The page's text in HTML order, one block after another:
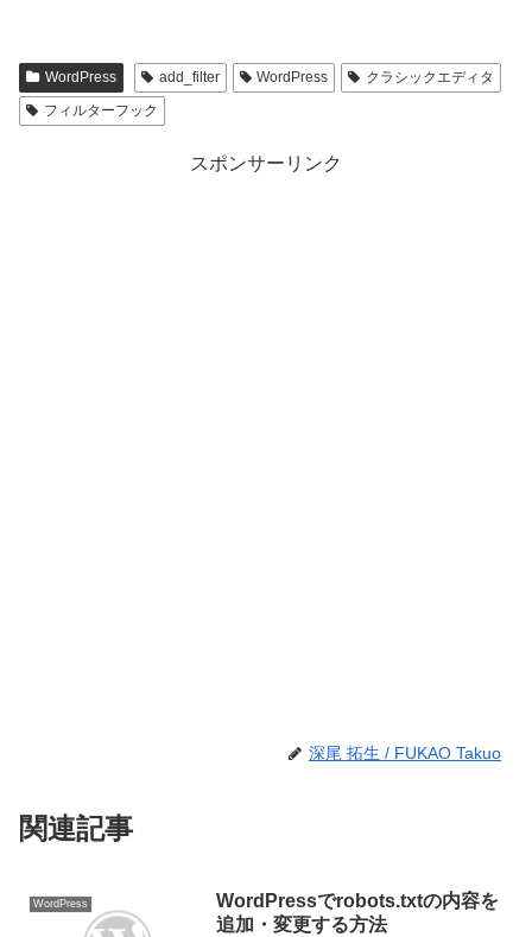
WordPress add_filter WordPress
クラシックエディタ
フィルターフック
スポンサーリンク
深尾 拓生 / FUKAO Takuo
関連記事
WordPress
WordPressでrobots.txtの内容を
追加・変更する方法